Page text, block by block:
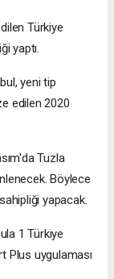
Türkiye
yaptı.
yeni tip
edilen 2020
Tuzla
Böylece
yapacak.
1 Türkiye
Plus uygulaması